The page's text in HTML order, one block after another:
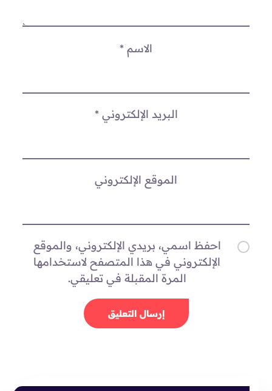
الاسم *
البريد الإلكتروني*
الموقع الإلكتروني
احفظ اسمي، بريدي الإلكتروني، والموقع
الإلكتروني في هذا المتصفح لاستخدامها
المرة المقبلة في تعليقي.